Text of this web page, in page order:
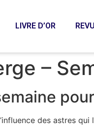
LIVRE D’OR
–
des astres